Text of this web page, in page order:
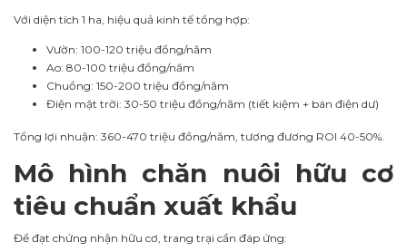
Với diện tích 1 ha, hiệu quả kinh tế tổng hợp:
Vườn: 100-120 triệu đồng/năm
Ao: 80-100 triệu đồng/năm
Chuồng: 150-200 triệu đồng/năm
Điện mặt trời: 30-50 triệu đồng/năm (tiết kiệm + bán điện dư)
Tổng lợi nhuận: 360-470 triệu đồng/năm, tương đương ROI 40-50%.
Mô hình chăn nuôi hữu cơ
tiêu chuẩn xuất khẩu
Để đạt chứng nhận hữu cơ, trang trại cần đáp ứng: